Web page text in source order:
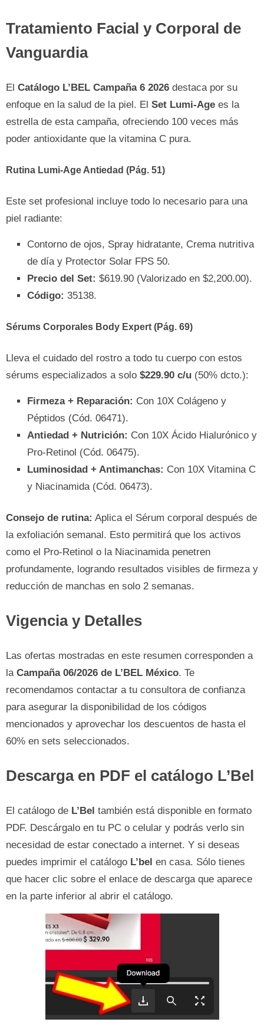
Tratamiento Facial y Corporal de
Vanguardia
El Catálogo L’BEL Campaña 6 2026 destaca por su
enfoque en la salud de la piel. El Set Lumi-Age es la
estrella de esta campaña, ofreciendo 100 veces más
poder antioxidante que la vitamina C pura.
Rutina Lumi-Age Antiedad (Pág. 51)
Este set profesional incluye todo lo necesario para una
piel radiante:
Contorno de ojos, Spray hidratante, Crema nutritiva
de día y Protector Solar FPS 50.
Precio del Set: $619.90 (Valorizado en $2,200.00).
Código: 35138.
Sérums Corporales Body Expert (Pág. 69)
Lleva el cuidado del rostro a todo tu cuerpo con estos
sérums especializados a solo $229.90 c/u (50% dcto.):
Firmeza + Reparación: Con 10X Colágeno y
Péptidos (Cód. 06471).
Antiedad + Nutrición: Con 10X Ácido Hialurónico y
Pro-Retinol (Cód. 06475).
Luminosidad + Antimanchas: Con 10X Vitamina C
y Niacinamida (Cód. 06473).
Consejo de rutina: Aplica el Sérum corporal después de
la exfoliación semanal. Esto permitirá que los activos
como el Pro-Retinol o la Niacinamida penetren
profundamente, logrando resultados visibles de firmeza y
reducción de manchas en solo 2 semanas.
Vigencia y Detalles
Las ofertas mostradas en este resumen corresponden a
la Campaña 06/2026 de L’BEL México. Te
recomendamos contactar a tu consultora de confianza
para asegurar la disponibilidad de los códigos
mencionados y aprovechar los descuentos de hasta el
60% en sets seleccionados.
Descarga en PDF el catálogo L’Bel
El catálogo de L’Bel también está disponible en formato
PDF. Descárgalo en tu PC o celular y podrás verlo sin
necesidad de estar conectado a internet. Y si deseas
puedes imprimir el catálogo L’bel en casa. Sólo tienes
que hacer clic sobre el enlace de descarga que aparece
en la parte inferior al abrir el catálogo.